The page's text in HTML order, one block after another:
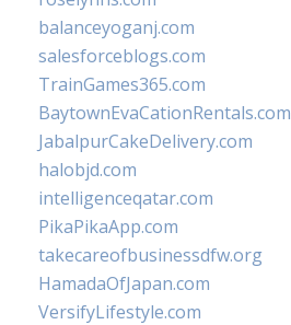
balanceyoganj.com
salesforceblogs.com
TrainGames365.com
BaytownEvaCationRentals.com
JabalpurCakeDelivery.com
halobjd.com
intelligenceqatar.com
PikaPikaApp.com
takecareofbusinessdfw.org
HamadaOfJapan.com
VersifyLifestyle.com